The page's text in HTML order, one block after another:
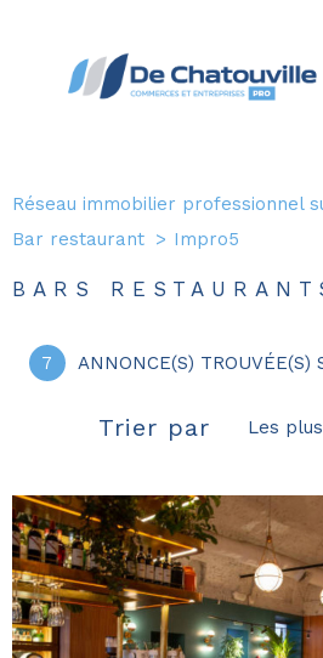
Réseau immobilier professionnel
Bar restaurant
Impro5
BARS
7 ANNONCE(S) TROUVÉE(S)
Trier par Les
voir